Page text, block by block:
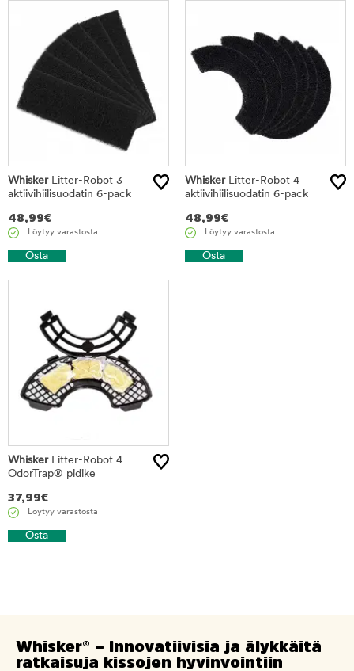
WhiskerLitter-Robot 3
aktiivihiilisuodatin 6-pack
48,99€
Löytyy varastosta
Osta
WhiskerLitter-Robot 4
aktiivihiilisuodatin 6-pack
48,99€
Löytyy varastosta
Osta
WhiskerLitter-Robot 4
OdorTrap® pidike
37,99€
Löytyy varastosta
Osta
Whisker® – Innovatiivisia ja älykkäitä
ratkaisuja kissojen hyvinvointiin